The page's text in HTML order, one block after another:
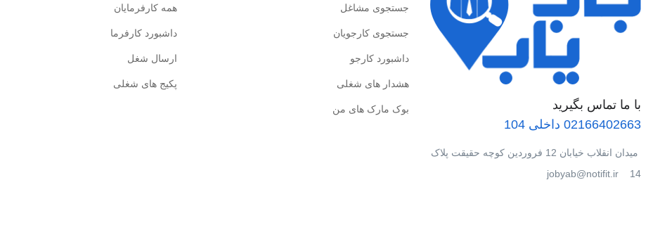
با ما تماس بگیرید
02166402663 داخلی 104
میدان انقلاب خیابان 12 فروردین کوچه حقیقت پلاک
14 jobyab@notifit.ir
جستجوی مشاغل
جستجوی کارجویان
داشبورد کارجو
هشدار های شغلی
بوک مارک های من
همه کارفرمایان
داشبورد کارفرما
ارسال شغل
پکیج های شغلی